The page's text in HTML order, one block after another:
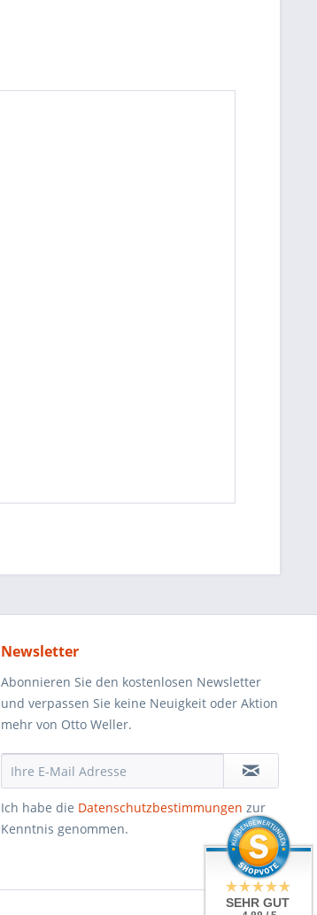
Newsletter
Abonnieren Sie den kostenlosen Newsletter
und verpassen Sie keine Neuigkeit oder Aktion
mehr von Otto Weller.
Ich habe die Datenschutzbestimmungen zur
Kenntnis genommen.
SEHR GUT